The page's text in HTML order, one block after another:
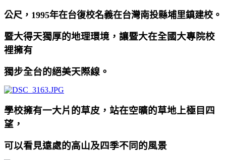
公尺，1995年在台復校名義在台灣南投縣埔里鎮建校。
暨大得天獨厚的地理環境，讓暨大在全國大專院校
裡擁有
獨步全台的絕美天際線。
學校擁有一大片的草皮，站在空曠的草地上極目四
望，
可以看見遠處的高山及四季不同的風景